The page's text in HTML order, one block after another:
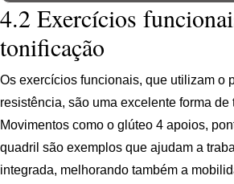
4.2 Exercícios
tonificação
Os exercícios funcionais, que utilizam o
resistência, são uma excelente forma de
Movimentos como o glúteo 4 apoios,
quadril são exemplos que ajudam a
integrada, melhorando também a